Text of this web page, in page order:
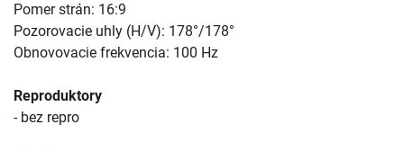
Pomer strán: 16:9
Pozorovacie uhly (H/V): 178°/178°
Obnovovacie frekvencia: 100 Hz
Reproduktory
- bez repro